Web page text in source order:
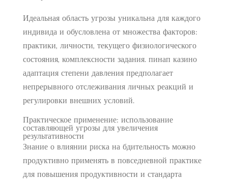
Идеальная область угрозы уникальна для каждого
индивида и обусловлена от множества факторов:
практики, личности, текущего физиологического
состояния, комплексности задания. пинап казино
адаптация степени давления предполагает
непрерывного отслеживания личных реакций и
регулировки внешних условий.
Практическое применение: использование
составляющей угрозы для увеличения
результативности
Знание о влиянии риска на бдительность можно
продуктивно применять в повседневной практике
для повышения продуктивности и стандарта